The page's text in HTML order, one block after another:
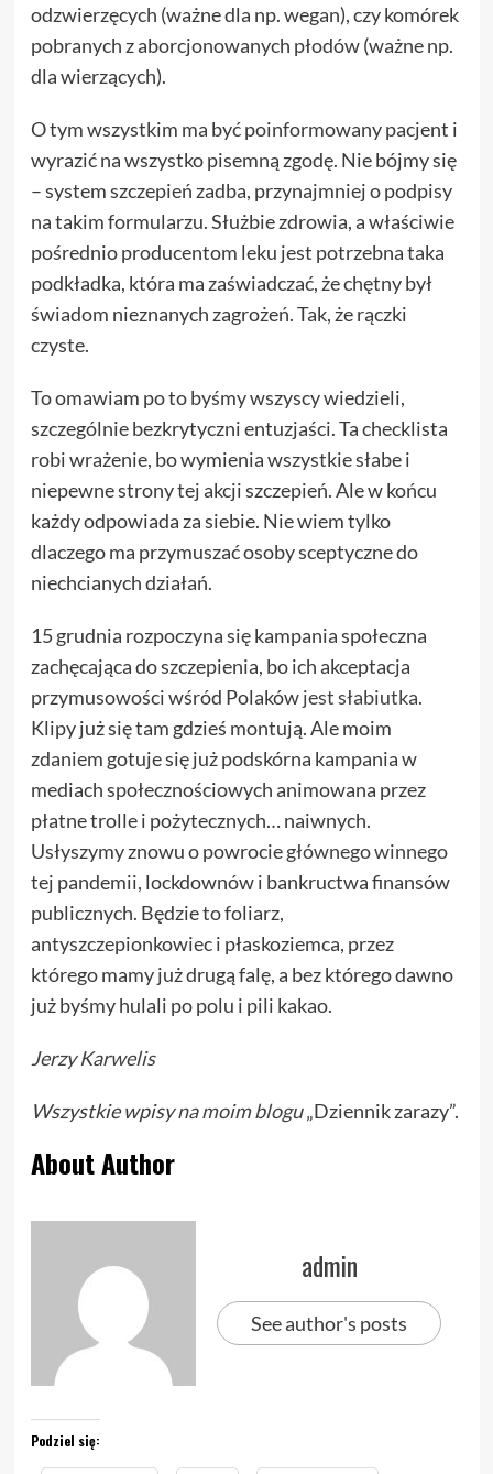
odzwierzęcych (ważne dla np. wegan), czy komórek
pobranych z aborcjonowanych płodów (ważne np.
dla wierzących).
O tym wszystkim ma być poinformowany pacjent i
wyrazić na wszystko pisemną zgodę. Nie bójmy się
– system szczepień zadba, przynajmniej o podpisy
na takim formularzu. Służbie zdrowia, a właściwie
pośrednio producentom leku jest potrzebna taka
podkładka, która ma zaświadczać, że chętny był
świadom nieznanych zagrożeń. Tak, że rączki
czyste.
To omawiam po to byśmy wszyscy wiedzieli,
szczególnie bezkrytyczni entuzjaści. Ta checklista
robi wrażenie, bo wymienia wszystkie słabe i
niepewne strony tej akcji szczepień. Ale w końcu
każdy odpowiada za siebie. Nie wiem tylko
dlaczego ma przymuszać osoby sceptyczne do
niechcianych działań.
15 grudnia rozpoczyna się kampania społeczna
zachęcająca do szczepienia, bo ich akceptacja
przymusowości wśród Polakówjest słabiutka.
Klipy już się tam gdzieś montują. Ale moim
zdaniem gotuje się już podskórna kampania w
mediach społecznościowych animowana przez
płatne trolle i pożytecznych… naiwnych.
Usłyszymy znowu o powrociegłównego winnego
tej pandemii, lockdownów i bankructwa finansów
publicznych. Będzie to foliarz,
antyszczepionkowiec i płaskoziemca, przez
którego mamy już drugą falę, a bez którego dawno
już byśmy hulali po polu i pili kakao.
Jerzy Karwelis
Wszystkie wpisyna moim blogu„Dziennik zarazy”.
About Author
admin
See author's posts
Podziel się: